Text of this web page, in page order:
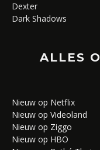
Dexter
Dark Shadows
ALLES
Nieuw op Netflix
Nieuw op Videoland
Nieuw op Ziggo
Nieuw op HBO